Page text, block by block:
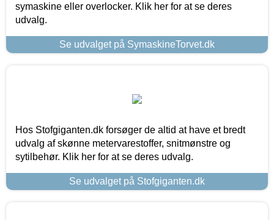
symaskine eller overlocker. Klik her for at se deres
udvalg.
Se udvalget på SymaskineTorvet.dk
Hos Stofgiganten.dk forsøger de altid at have et bredt
udvalg af skønne metervarestoffer, snitmønstre og
sytilbehør. Klik her for at se deres udvalg.
Se udvalget på Stofgiganten.dk